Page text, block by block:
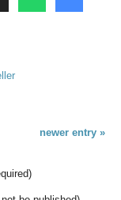
newer entry »